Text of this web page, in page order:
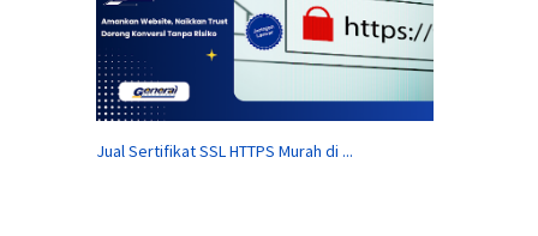
Jual Sertifikat SSL HTTPS Murah di ...